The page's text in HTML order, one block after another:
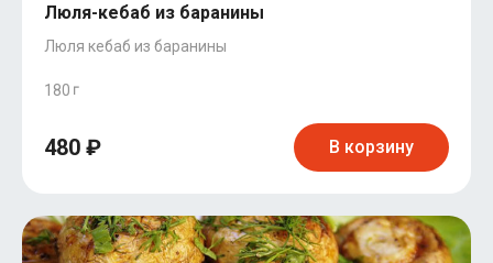
Люля-кебаб из баранины
Люля кебаб из баранины
180
480 ₽ В корзину